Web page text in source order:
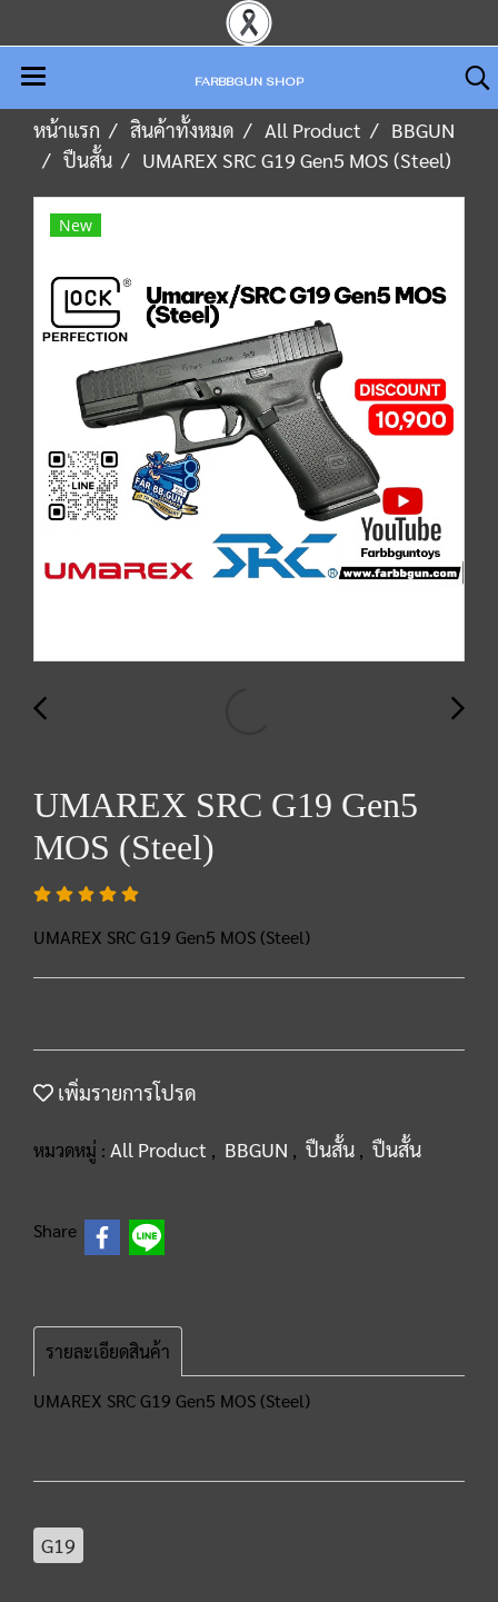
FARBBGUN SHOP
หน้าแรก สินค้าทั้งหมด All Product
BBGUN
ปืนสั้น
UMAREX SRC G19 Gen5 MOS (Steel)
New
UMAREX SRC G19 Gen5
MOS (Steel)
UMAREX SRC G19 Gen5 MOS (Steel)
เพิ่มรายการโปรด
หมวดหมู่ : All Product , BBGUN , ปืนสั้น , ปืนสั้น
Share
รายละเอียดสินค้า
UMAREX SRC G19 Gen5 MOS (Steel)
G19